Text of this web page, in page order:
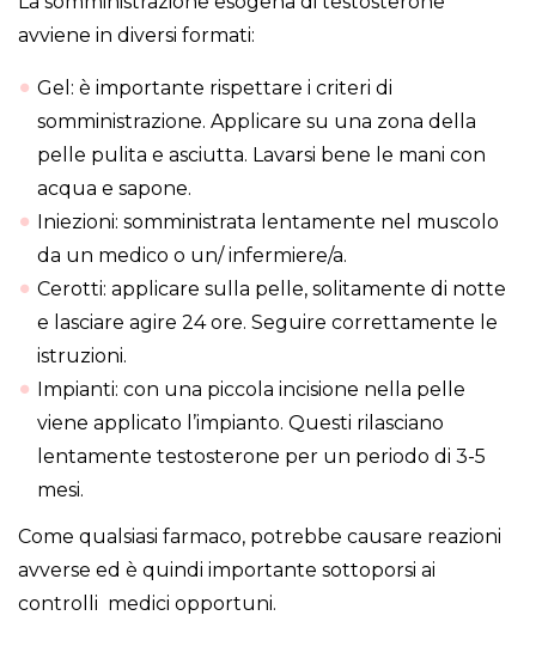
avviene in diversi formati:
Gel: è importante rispettare i criteri di
somministrazione. Applicare su una zona della
pelle pulita e asciutta. Lavarsi bene le mani con
acqua e sapone.
Iniezioni: somministrata lentamente nel muscolo
da un medico o un/ infermiere/a.
Cerotti: applicare sulla pelle, solitamente di notte
e lasciare agire 24 ore. Seguire correttamente le
istruzioni.
Impianti: con una piccola incisione nella pelle
viene applicato l’impianto. Questi rilasciano
lentamente testosterone per un periodo di 3-5
mesi.
Come qualsiasi farmaco, potrebbe causare reazioni
avverse ed è quindi importante sottoporsi ai
controlli medici opportuni.